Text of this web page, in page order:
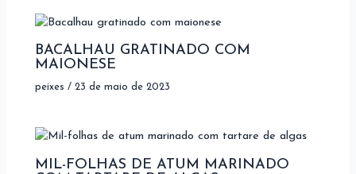
BACALHAU GRATINADO COM
MAIONESE
peixes /23 de maio de 2023
MIL-FOLHAS DE ATUM MARINADO